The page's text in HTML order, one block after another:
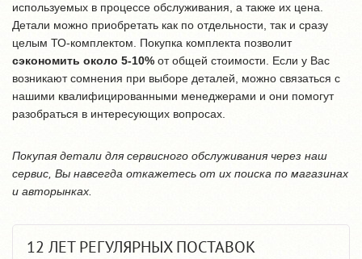
используемых в процессе обслуживания, а также их цена.
Детали можно приобретать как по отдельности, так и сразу
целым ТО-комплектом. Покупка комплекта позволит
сэкономить около 5-10% от общей стоимости. Если у Вас
возникают сомнения при выборе деталей, можно связаться с
нашими квалифицированными менеджерами и они помогут
разобраться в интересующих вопросах.
Покупая детали для сервисного обслуживания через наш
сервис, Вы навсегда откажетесь от их поиска по магазинах
и авторынках.
12 ЛЕТ РЕГУЛЯРНЫХ ПОСТАВОК